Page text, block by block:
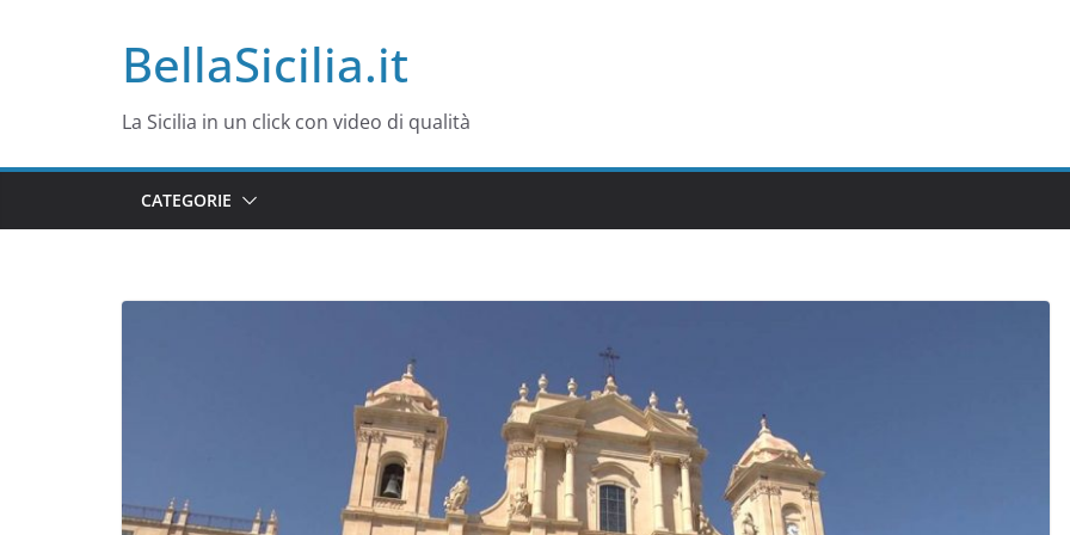
BellaSicilia.it
La Sicilia in un click con video di qualità
CATEGORIE